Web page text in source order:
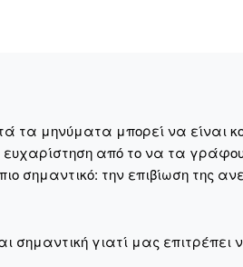
Καθημερινή
Εφημερίδα
τα μηνύματα μπορεί να είναι
ευχαρίστηση από το να τα
σημαντικό: την επιβίωση της
σημαντική γιατί μας επιτρέπει